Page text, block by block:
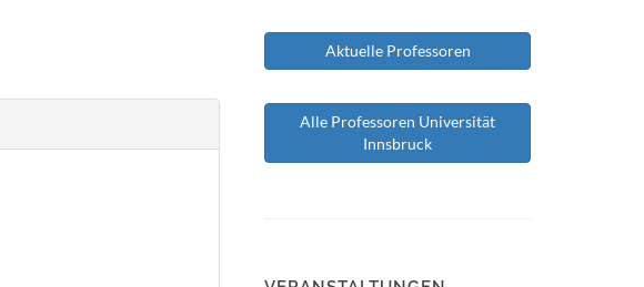
Aktuelle Professoren
Alle Professoren Universität
Innsbruck